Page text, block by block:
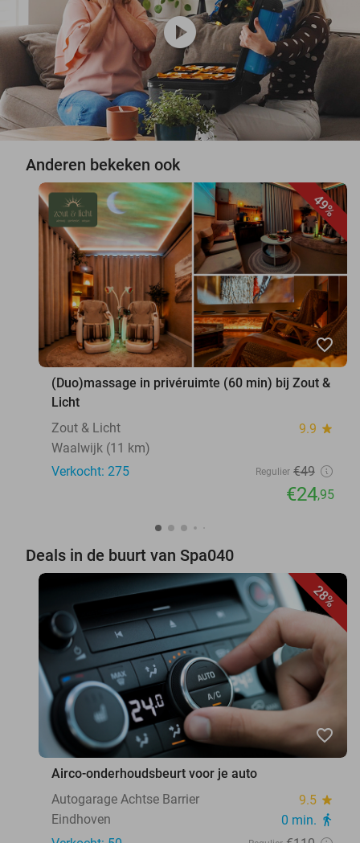
play_circle
Anderen bekeken ook
49%
favorite_border
(Duo)massage in privéruimte (60 min) bij Zout &
Licht
Zout & Licht
9.9 star
Waalwijk (11 km)
Verkocht: 275
Regulier €49
€24,95
Deals in de buurt van Spa040
28%
favorite_border
Airco-onderhoudsbeurt voor je auto
Autogarage Achtse Barrier
9.5 star
Eindhoven 0 min. directions_walk